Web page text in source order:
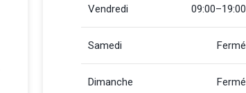
Vendredi 09:00–19:00
Samedi Fermé
Dimanche Fermé